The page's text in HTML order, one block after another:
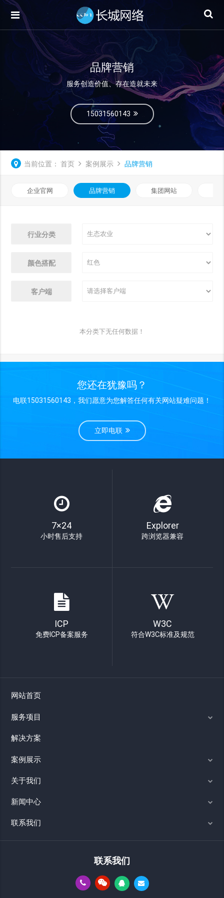
品牌营销
服务创造价值、存在造就未来
15031560143
当前位置： 首页 案例展示 品牌营销
企业官网 品牌营销 集团网站
行业分类
颜色搭配
客户端
本分类下无任何数据！
您还在犹豫吗？
电联15031560143，我们愿意为您解答任何有关网站疑难问题！
立即电联
7×24
小时售后支持
Explorer
跨浏览器兼容
ICP
免费ICP备案服务
W3C
符合W3C标准及规范
网站首页
服务项目
解决方案
案例展示
关于我们
新闻中心
联系我们
联系我们